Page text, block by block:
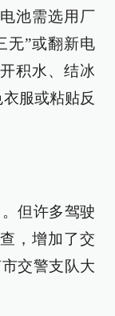
池需选用厂
无”或翻新电
积水、结冰
服或粘贴反
但许多驾驶
，增加了交
交警支队大